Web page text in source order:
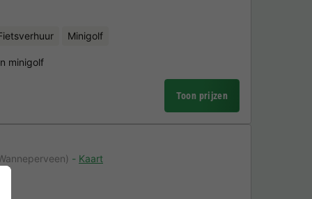
Minigolf
minigolf
Toon prijzen
Kaart